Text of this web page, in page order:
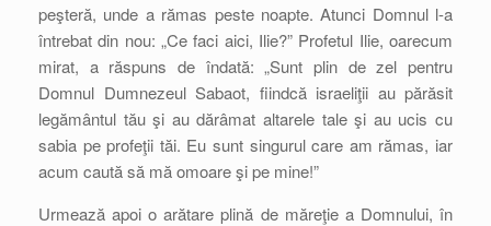
peşteră, unde a rămas peste noapte. Atunci Domnul l-a
întrebat din nou: „Ce faci aici, Ilie?” Profetul Ilie, oarecum
mirat, a răspuns de îndată: „Sunt plin de zel pentru
Domnul Dumnezeul Sabaot, fiindcă israeliţii au părăsit
legământul tău şi au dărâmat altarele tale şi au ucis cu
sabia pe profeţii tăi. Eu sunt singurul care am rămas, iar
acum caută să mă omoare şi pe mine!”
Urmează apoi o arătare plină de măreţie a Domnului, în